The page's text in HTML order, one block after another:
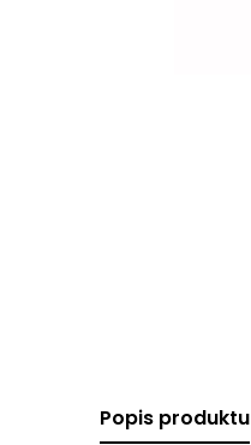
Popis produktu